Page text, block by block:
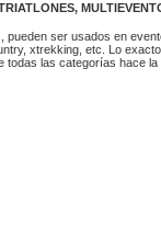
pueden ser usados en
xtrekking, etc. Lo
todas las categorías hace